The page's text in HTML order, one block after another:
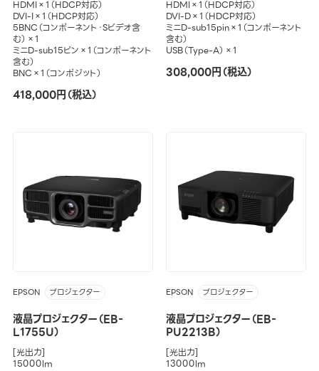
HDMI×1（HDCP対応）
DVI-I×1（HDCP対応）
5BNC（コンポーネント・Sビデオ含
む）×1
ミニD-sub15ピン×1（コンポーネント
含む）
BNC×1（コンポジット）
418,000円（税込）
HDMI×1（HDCP対応）
DVI-D×1（HDCP対応）
ミニD-sub15pin×1（コンポーネント
含む）
USB（Type-A）×1
308,000円（税込）
EPSON プロジェクター
液晶プロジェクター（EB-
L1755U）
[光出力]
15000lm
EPSON プロジェクター
液晶プロジェクター（EB-
PU2213B）
[光出力]
13000lm